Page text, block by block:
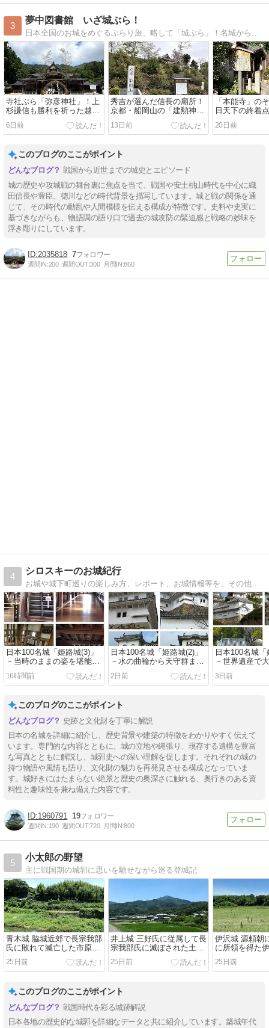
3
夢中図書館 いざ城ぶら！
日本全国のお城をめぐるぶらり旅、略して「城ぶら」！名城から迷城まで日本全国津々浦々、城ぶらに出かけましょう。Let's go on a journey around the castle！
寺社ぶら「弥彦神社」！上
杉謙信も勝利を祈った越後
一宮。山頂の聖地・御神廟
を巡る歴史旅
6日前
秀吉が選んだ信長の廟所！
京都・船岡山の「建勲神
社」で天下布武の跡を辿る
13日前
「本能寺」の
日天下の終着
「明智光秀の
念と祈り
20日前
このブログのここがポイント
戦国から近世までの城史とエピソード
城の歴史や攻城戦の舞台裏に焦点を当て、戦国や安土桃山時代を中心に織
田信長や豊臣、徳川などの時代背景を描写しています。城と戦の関係を通
じて、その時代の動乱や人間模様を伝える構成が特徴です。史料や史実に
基づきながらも、物語調の語り口で過去の城攻防の緊迫感と戦略の妙味を
浮き彫りにしています。
2035818 7
週間IN:200 週間OUT:300 月間IN:860
4
シロスキーのお城紀行
お城や城下町巡りの楽しみ方、レポート、お城情報等を、その他日常情報や他の趣味もちょっとスパイスで味付けしながら、ほぼ毎日紹介しています。
日本100名城「姫路城(3)」
－当時のままの姿を堪能で
きる大・小天守と渡り廊下
の内部
16時間前
日本100名城「姫路城(2)」
－水の曲輪から天守群まで
の城門と天守群の外壁・装
飾を見る
2日前
日本100名城
－世界遺産で
天守群迄の登
ぶ現存城郭建
3日前
このブログのここがポイント
史跡と文化財を丁寧に解説
日本の名城を詳細に紹介し、歴史背景や建築の特徴をわかりやすく伝えて
います。専門的な内容とともに、城の立地や縄張り、現存する遺構を豊富
な写真とともに解説し、城郭史への深い理解を促します。それぞれの城の
持つ物語や風情も語り、文化財の魅力を再発見させる構成となっていま
す。城好きにはたまらない絶景と歴史の奥深さに触れる、奥行きのある資
料性と趣味性を兼ね備えた内容です。
1960791 19
週間IN:190 週間OUT:720 月間IN:800
5
小太郎の野望
主に戦国期の城郭に思いを馳せながら巡る登城記
青木城 脇城近郊で長宗我部
氏に敗れて滅亡した市原氏
の本拠地
25日前
井上城 三好氏に従属して長
宗我部氏に滅ぼされた土肥
氏の居城
25日前
伊沢城 源頼朝
に所領を得た
25日前
このブログのここがポイント
戦国時代を彩る城跡解説
日本各地の歴史的な城郭を詳細なデータと共に紹介しています。築城年代